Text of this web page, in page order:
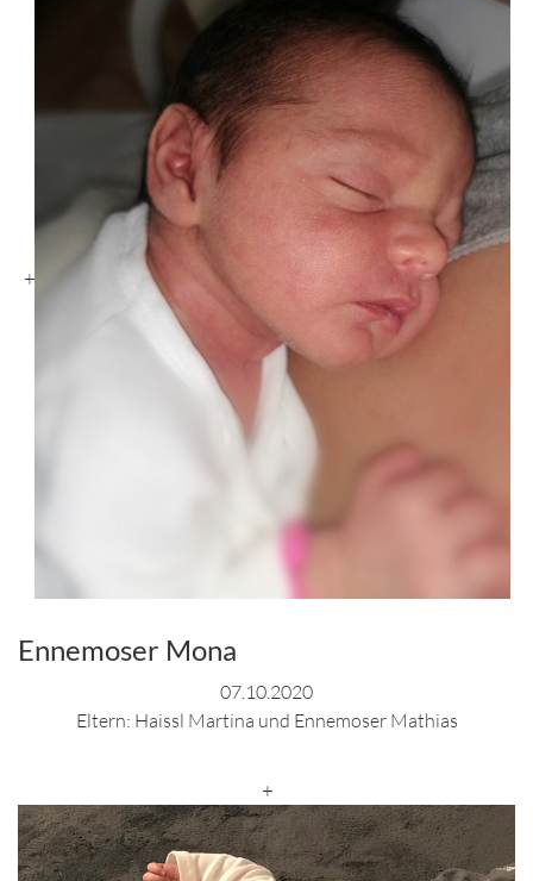
+
Ennemoser Mona
07.10.2020
Eltern: Haissl Martina und Ennemoser Mathias
+